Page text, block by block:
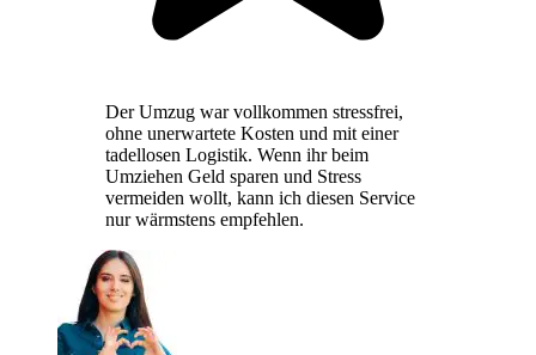
Der Umzug war vollkommen stressfrei,
ohne unerwartete Kosten und mit einer
tadellosen Logistik. Wenn ihr beim
Umziehen Geld sparen und Stress
vermeiden wollt, kann ich diesen Service
nur wärmstens empfehlen.